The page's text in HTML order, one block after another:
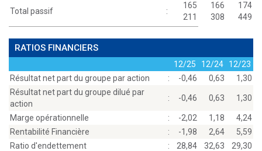
Total passif :
165
211
166
308
174
449
RATIOS FINANCIERS
12/25 12/24
12/23
Résultat net part du groupe par action
: -0,46 0,63
1,30
Résultat net part du groupe dilué par
action
: -0,46 0,63 1,30
Marge opérationnelle : -2,02 1,18
4,24
Rentabilité Financière
: -1,98 2,64
5,59
Ratio d'endettement
: 28,84 32,63
29,30